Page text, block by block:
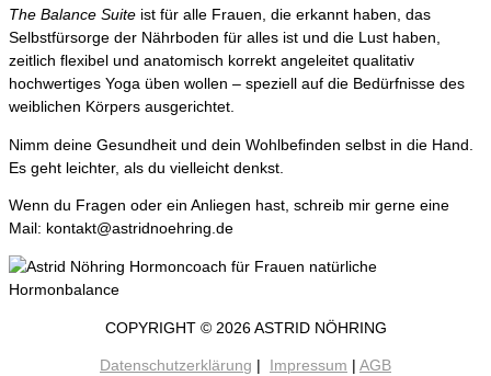
The Balance Suite ist für alle Frauen, die erkannt haben, das
Selbstfürsorge der Nährboden für alles ist und die Lust haben,
zeitlich flexibel und anatomisch korrekt angeleitet qualitativ
hochwertiges Yoga üben wollen – speziell auf die Bedürfnisse des
weiblichen Körpers ausgerichtet.
Nimm deine Gesundheit und dein Wohlbefinden selbst in die Hand.
Es geht leichter, als du vielleicht denkst.
Wenn du Fragen oder ein Anliegen hast, schreib mir gerne eine
Mail: kontakt@astridnoehring.de
COPYRIGHT © 2026 ASTRID NÖHRING
Datenschutzerklärung Impressum AGB